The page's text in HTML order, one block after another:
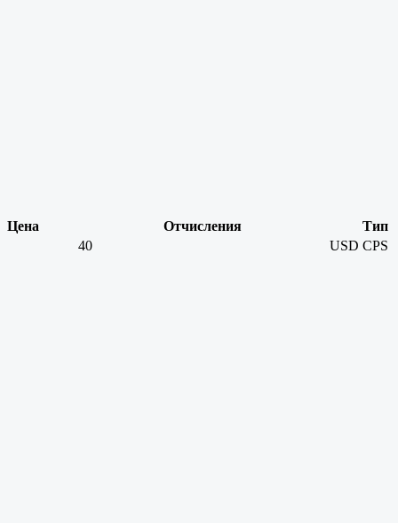
Цена Отчисления
Тип
40
USD CPS